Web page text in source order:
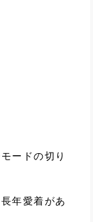
ードの切り
年愛着があ